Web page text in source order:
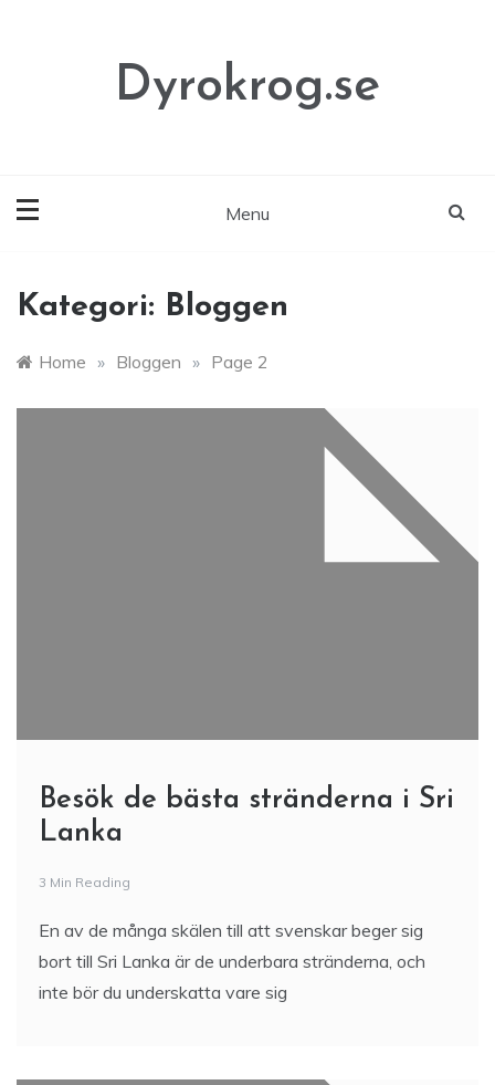
Dyrokrog.se
Menu
Kategori: Bloggen
Home » Bloggen » Page 2
Besök de bästa stränderna i Sri
Lanka
3 Min Reading
En av de många skälen till att svenskar beger sig
bort till Sri Lanka är de underbara stränderna, och
inte bör du underskatta vare sig